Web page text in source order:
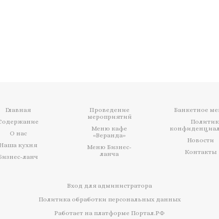
Главная
О нас
Наша кухня
ланч
Проведение
мероприятий
Меню кафе
«Веранда»
Меню Бизнес-
ланча
Банкетное
Новости
Контакты
Вход для администратора
Политика обработки персональных данных
Работает на платформе Портал.РФ